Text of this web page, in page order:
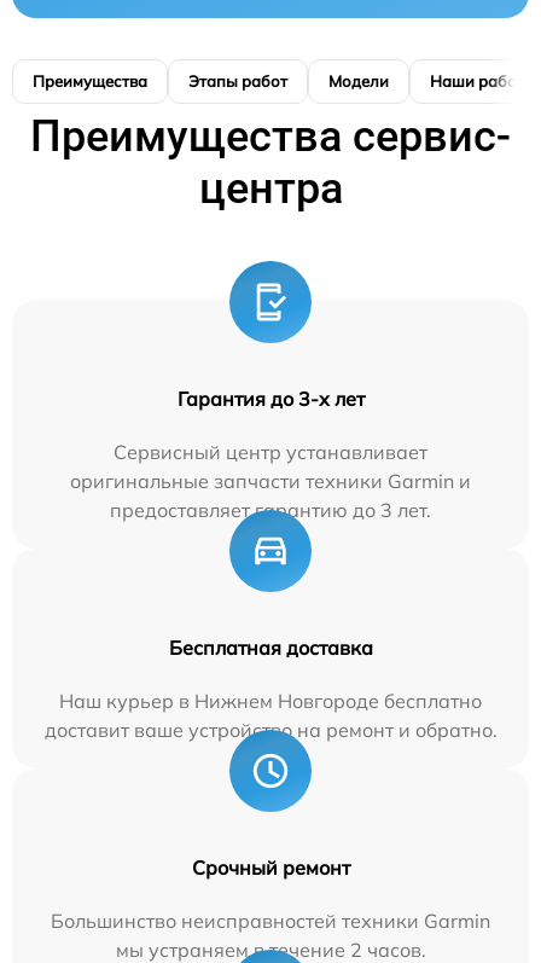
Преимущества Этапы работ Модели Наши работы
Преимущества сервис-
центра
Гарантия до 3-х лет
Сервисный центр устанавливает
оригинальные запчасти техники Garmin и
предоставляет гарантию до 3 лет.
Бесплатная доставка
Наш курьер в Нижнем Новгороде бесплатно
доставит ваше устройство на ремонт и обратно.
Срочный ремонт
Большинство неисправностей техники Garmin
мы устраняем в течение 2 часов.